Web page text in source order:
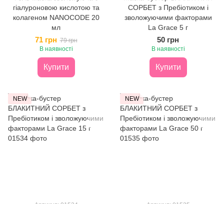
гіалуроновою кислотою та
колагеном NANOCODE 20
мл
71 грн 79 грн
В наявності
Купити
СОРБЕТ з Пребіотиком і
зволожуючими факторами
La Grace 5 г
50 грн
В наявності
Купити
NEW NEW